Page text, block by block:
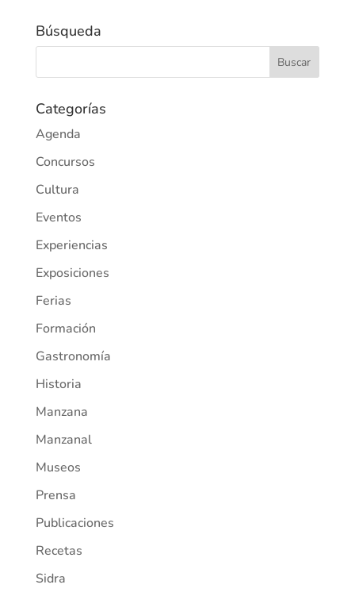
Búsqueda
Categorías
Agenda
Concursos
Cultura
Eventos
Experiencias
Exposiciones
Ferias
Formación
Gastronomía
Historia
Manzana
Manzanal
Museos
Prensa
Publicaciones
Recetas
Sidra